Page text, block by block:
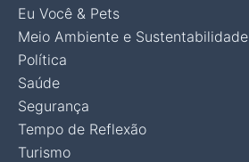
Eu Você & Pets
Meio Ambiente e Sustentabilidade
Política
Saúde
Segurança
Tempo de Reflexão
Turismo